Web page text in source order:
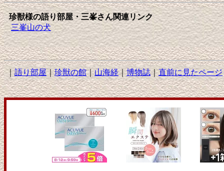
珍獣様の語り部屋・三峯さん関連リンク
三峯山の犬
｜語り部屋｜珍獣の館｜山海経｜博物誌｜直前に見たページ